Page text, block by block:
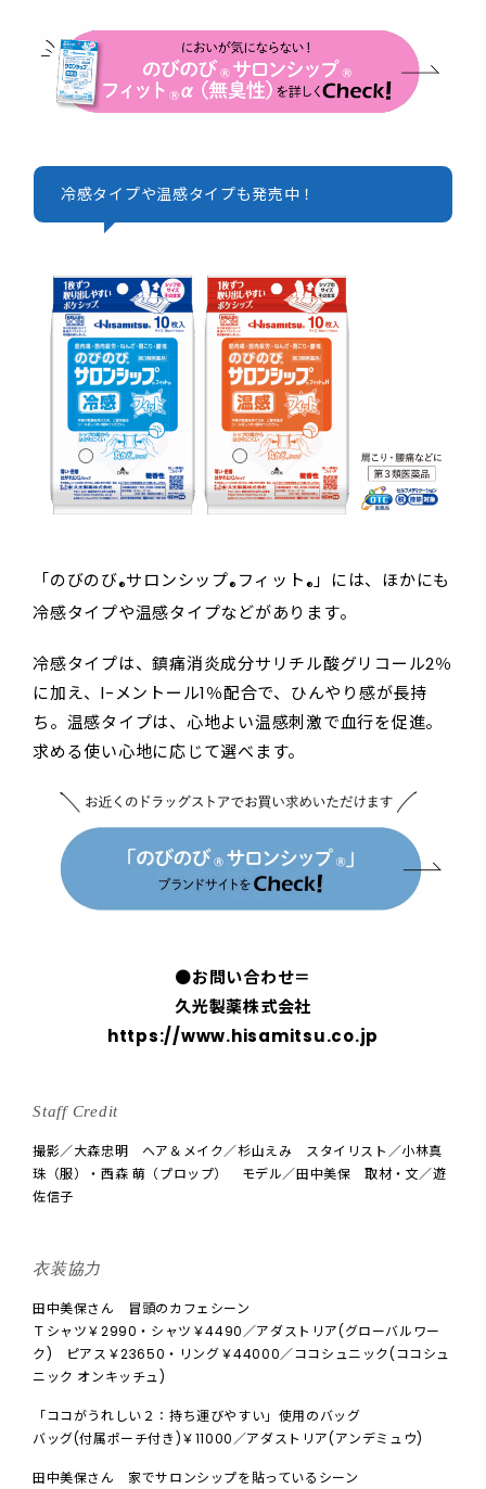
冷感タイプや温感タイプも発売中！
「のびのび®サロンシップ® フィット® 」には、ほかにも
冷感タイプや温感タイプなどがあります。
冷感タイプは、鎮痛消炎成分サリチル酸グリコール2％
に加え、l-メントール1％配合で、ひんやり感が長持
ち。温感タイプは、心地よい温感刺激で血行を促進。
求める使い心地に応じて選べます。
●お問い合わせ＝
久光製薬株式会社
https://www.hisamitsu.co.jp
Staff Credit
撮影／大森忠明 ヘア＆メイク／杉山えみ スタイリスト／小林真
珠（服）・西森 萌（プロップ） モデル／田中美保 取材・文／遊
佐信子
衣装協力
田中美保さん 冒頭のカフェシーン
Ｔシャツ￥2990・シャツ￥4490／アダストリア(グローバルワー
ク) ピアス￥23650・リング￥44000／ココシュニック(ココシュ
ニック オンキッチュ)
「ココがうれしい２：持ち運びやすい」使用のバッグ
バッグ(付属ポーチ付き)￥11000／アダストリア(アンデミュウ)
田中美保さん 家でサロンシップを貼っているシーン